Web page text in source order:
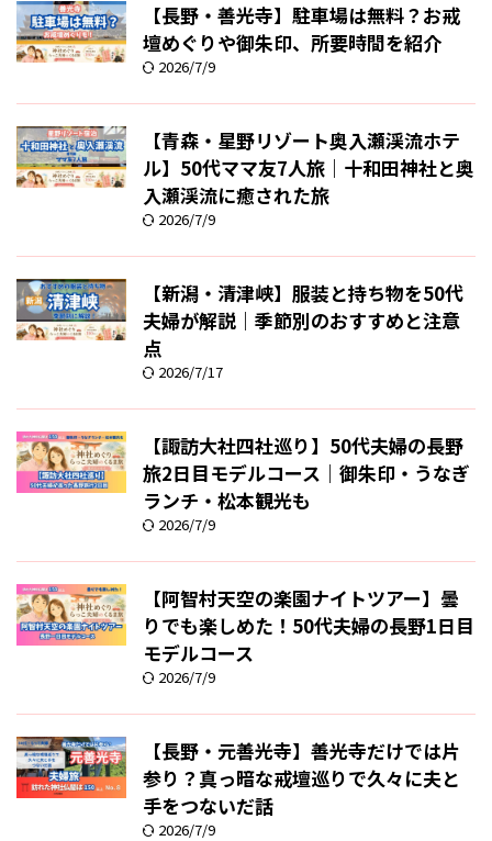
【長野・善光寺】駐車場は無料？お戒
壇めぐりや御朱印、所要時間を紹介
2026/7/9
【青森・星野リゾート奥入瀬渓流ホテ
ル】50代ママ友7人旅｜十和田神社と奥
入瀬渓流に癒された旅
2026/7/9
【新潟・清津峡】服装と持ち物を50代
夫婦が解説｜季節別のおすすめと注意
点
2026/7/17
【諏訪大社四社巡り】50代夫婦の長野
旅2日目モデルコース｜御朱印・うなぎ
ランチ・松本観光も
2026/7/9
【阿智村天空の楽園ナイトツアー】曇
りでも楽しめた！50代夫婦の長野1日目
モデルコース
2026/7/9
【長野・元善光寺】善光寺だけでは片
参り？真っ暗な戒壇巡りで久々に夫と
手をつないだ話
2026/7/9